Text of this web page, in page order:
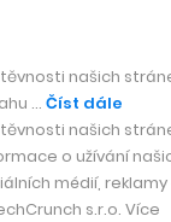
našich
… Číst dále
našich
o užívání
médií, reklamy
s.r.o. Více